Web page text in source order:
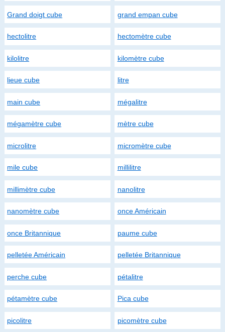
Grand doigt cube grand empan cube
hectolitre hectomètre cube
kilolitre kilomètre cube
lieue cube litre
main cube mégalitre
mégamètre cube mètre cube
microlitre micromètre cube
mile cube millilitre
millimètre cube nanolitre
nanomètre cube once Américain
once Britannique paume cube
pelletée Américain pelletée Britannique
perche cube pétalitre
pétamètre cube Pica cube
picolitre picomètre cube